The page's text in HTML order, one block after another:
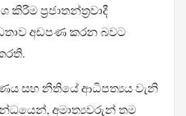
කිරීම ප්‍රජාතන්ත්‍රවාදී
අඩපණ කරන බවට
සහ නීතියේ ආධිපත්‍යය වැනි
අමාත්‍යවරුන් තම